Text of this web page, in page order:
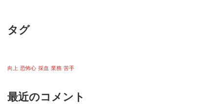
タグ
向上 恐怖心 採血 業務 苦手
最近のコメント